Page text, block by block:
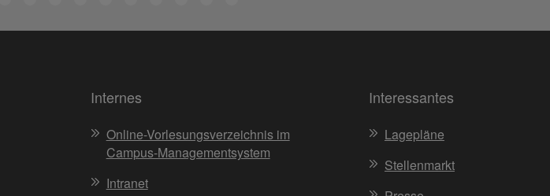
Internes
Online-Vorlesungsverzeichnis im
Campus-Managementsystem
Intranet
Interessantes
Lagepläne
Stellenmarkt